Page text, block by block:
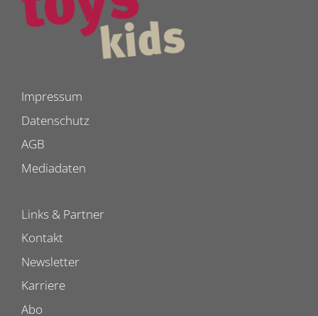
Impressum
Datenschutz
AGB
Mediadaten
Links & Partner
Kontakt
Newsletter
Karriere
Abo